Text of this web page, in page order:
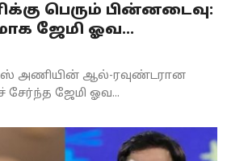
பெரும் பின்னடைவு:
ஜேமி ஓவ...
அணியின் ஆல்-ரவுண்டரான
சேர்ந்த ஜேமி ஓவ...